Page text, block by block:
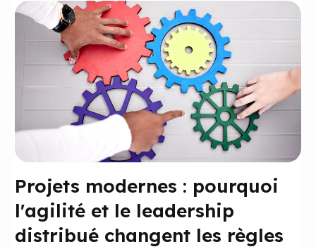
Projets modernes : pourquoi
l'agilité et le leadership
distribué changent les règles